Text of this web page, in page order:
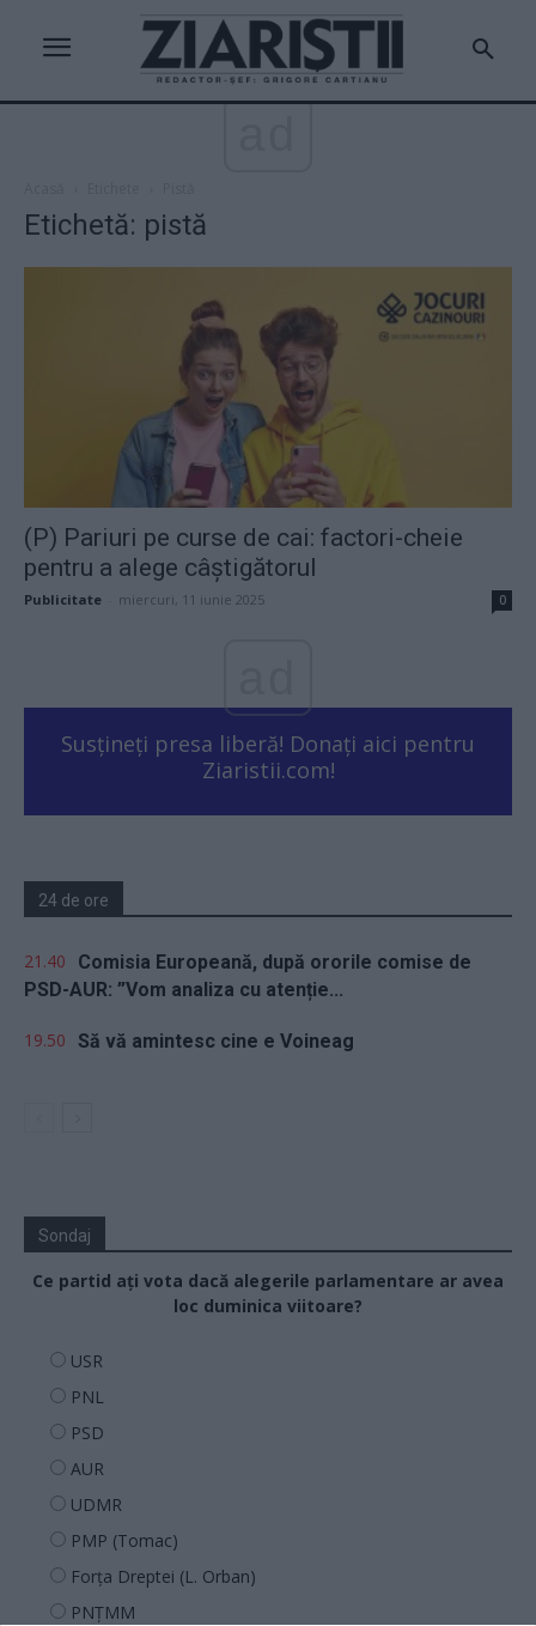
Etichetă: pistă
(P) Pariuri pe curse de cai: factori-cheie
pentru a alege câștigătorul
Publicitate miercuri, 11 iunie 2025 0
Susțineți presa liberă! Donați aici pentru
Ziaristii.com!
24 de ore
21.40
Comisia Europeană, după ororile comise de
PSD-AUR: ”Vom analiza cu atenție...
19.50 Să vă amintesc cine e Voineag
Sondaj
Ce partid ați vota dacă alegerile parlamentare ar avea
loc duminica viitoare?
USR
PNL
PSD
AUR
UDMR
PMP (Tomac)
Forța Dreptei (L. Orban)
PNȚMM